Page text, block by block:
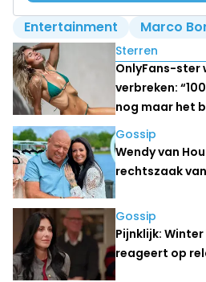
Entertainment Marco
Lees ook
Sterren
OnlyFans-ster
verbreken:
nog maar het
Gossip
Wendy van
rechtszaak
Gossip
Pijnklijk:
reageert op